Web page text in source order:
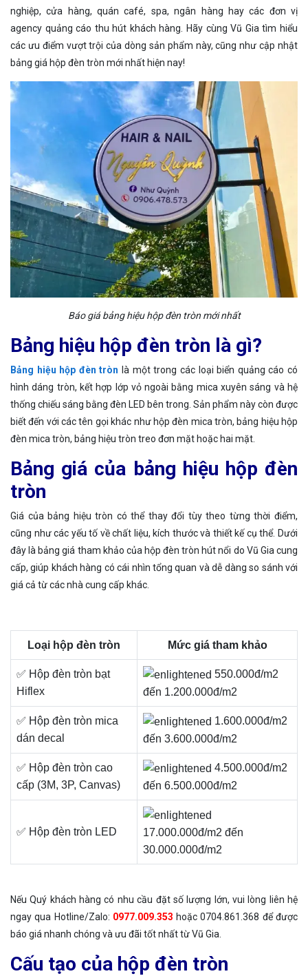
nghiệp, cửa hàng, quán café, spa, ngân hàng hay các đơn vị
agency quảng cáo thu hút khách hàng. Hãy cùng Vũ Gia tìm hiểu
các ưu điểm vượt trội của dòng sản phẩm này, cũng như cập nhật
bảng giá hộp đèn tròn mới nhất hiện nay!
Báo giá bảng hiệu hộp đèn tròn mới nhất
Bảng hiệu hộp đèn tròn là gì?
Bảng hiệu hộp đèn tròn là một trong các loại biển quảng cáo có
hình dáng tròn, kết hợp lớp vỏ ngoài bằng mica xuyên sáng và hệ
thống chiếu sáng bằng đèn LED bên trong. Sản phẩm này còn được
biết đến với các tên gọi khác như hộp đèn mica tròn, bảng hiệu hộp
đèn mica tròn, bảng hiệu tròn treo đơn mặt hoặc hai mặt.
Bảng giá của bảng hiệu hộp đèn
tròn
Giá của bảng hiệu tròn có thể thay đổi tùy theo từng thời điểm,
cũng như các yếu tố về chất liệu, kích thước và thiết kế cụ thể. Dưới
đây là bảng giá tham khảo của hộp đèn tròn hút nổi do Vũ Gia cung
cấp, giúp khách hàng có cái nhìn tổng quan và dễ dàng so sánh với
giá cả từ các nhà cung cấp khác.
Loại hộp đèn tròn Mức giá tham khảo
✅ Hộp đèn tròn bạt
Hiflex
550.000đ/m2
đến 1.200.000đ/m2
✅ Hộp đèn tròn mica
dán decal
1.600.000đ/m2
đến 3.600.000đ/m2
✅ Hộp đèn tròn cao
cấp (3M, 3P, Canvas)
4.500.000đ/m2
đến 6.500.000đ/m2
✅ Hộp đèn tròn LED
17.000.000đ/m2 đến
30.000.000đ/m2
Nếu Quý khách hàng có nhu cầu đặt số lượng lớn, vui lòng liên hệ
ngay qua Hotline/Zalo: 0977.009.353 hoặc 0704.861.368 để được
báo giá nhanh chóng và ưu đãi tốt nhất từ Vũ Gia.
Cấu tạo của hộp đèn tròn